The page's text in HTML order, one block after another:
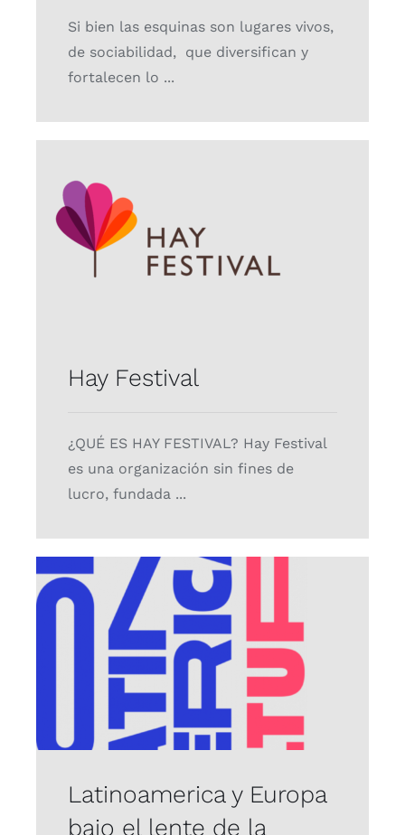
Si bien las esquinas son lugares vivos,
de sociabilidad, que diversifican y
fortalecen lo ...
Hay Festival
Proyectos
Hay Festival
¿QUÉ ES HAY FESTIVAL? Hay Festival
es una organización sin fines de
lucro, fundada ...
Latinoamerica y Europa
bajo el lente de la
diversidad cultural
Latinoamerica y Europa
bajo el lente de la